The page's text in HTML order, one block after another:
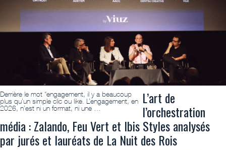
Derrière le mot “engagement, il y a beaucoup
plus qu’un simple clic ou like. L’engagement, en
2026, n’est ni un format, ni une …
L’art de
l’orchestration
média : Zalando, Feu Vert et Ibis Styles analysés
par jurés et lauréats de La Nuit des Rois